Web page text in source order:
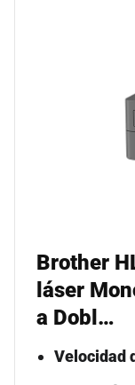
Brother
láser
a Dobl…
Velocidad